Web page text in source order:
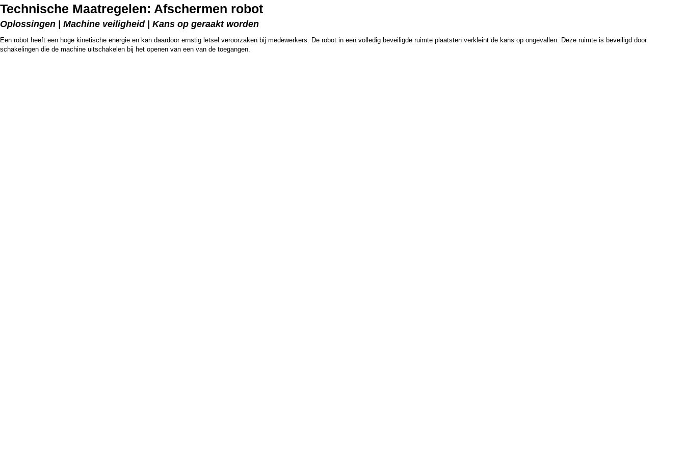
Technische Maatregelen: Afschermen robot
Oplossingen | Machine veiligheid | Kans op geraakt worden
Een robot heeft een hoge kinetische energie en kan daardoor ernstig letsel veroorzaken bij medewerkers. De robot in een volledig beveiligde ruimte plaatsten verkleint de kans op ongevallen. Deze ruimte is beveiligd door
schakelingen die de machine uitschakelen bij het openen van een van de toegangen.